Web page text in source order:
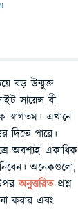
বড় উন্মুক্ত
সায়েন্স বী
এখানে
দিতে পারে।
অবশ্যই একাধিক
অনেকগুলো,
অনুত্তরিতপ্রশ্ন
করার এবং